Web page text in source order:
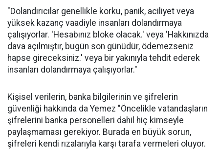
"Dolandırıcılar genellikle korku, panik, aciliyet veya
yüksek kazanç vaadiyle insanları dolandırmaya
çalışıyorlar. 'Hesabınız bloke olacak.' veya 'Hakkınızda
dava açılmıştır, bugün son günüdür, ödemezseniz
hapse gireceksiniz.' veya bir yakınıyla tehdit ederek
insanları dolandırmaya çalışıyorlar."
Kişisel verilerin, banka bilgilerinin ve şifrelerin
güvenliği hakkında da Yemez "Öncelikle vatandaşların
şifrelerini banka personelleri dahil hiç kimseyle
paylaşmaması gerekiyor. Burada en büyük sorun,
şifreleri kendi rızalarıyla karşı tarafa vermeleri oluyor.